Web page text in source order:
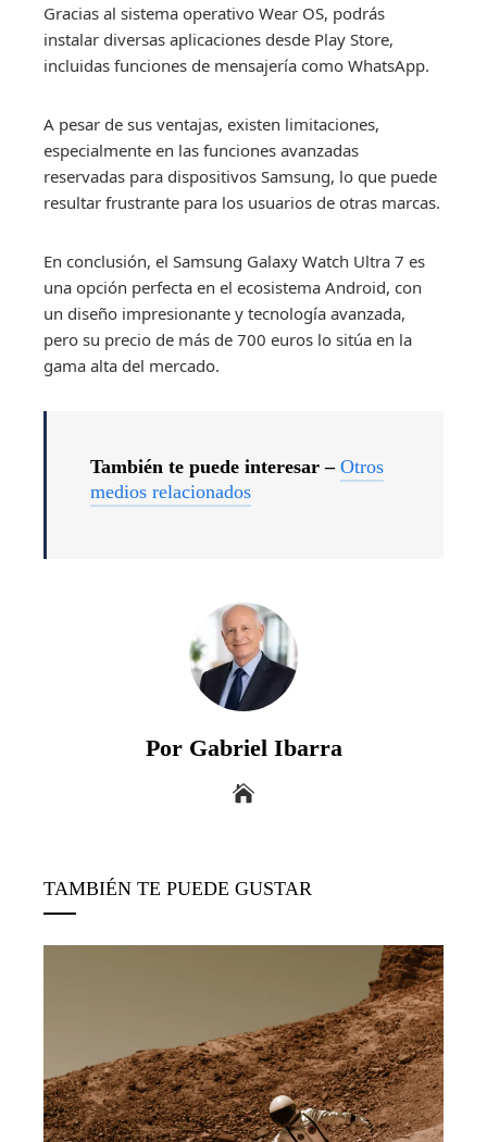
Gracias al sistema operativo Wear OS, podrás
instalar diversas aplicaciones desde Play Store,
incluidas funciones de mensajería como WhatsApp.
A pesar de sus ventajas, existen limitaciones,
especialmente en las funciones avanzadas
reservadas para dispositivos Samsung, lo que puede
resultar frustrante para los usuarios de otras marcas.
En conclusión, el Samsung Galaxy Watch Ultra 7 es
una opción perfecta en el ecosistema Android, con
un diseño impresionante y tecnología avanzada,
pero su precio de más de 700 euros lo sitúa en la
gama alta del mercado.
También te puede interesar – Otros
medios relacionados
Por Gabriel Ibarra
TAMBIÉN TE PUEDE GUSTAR